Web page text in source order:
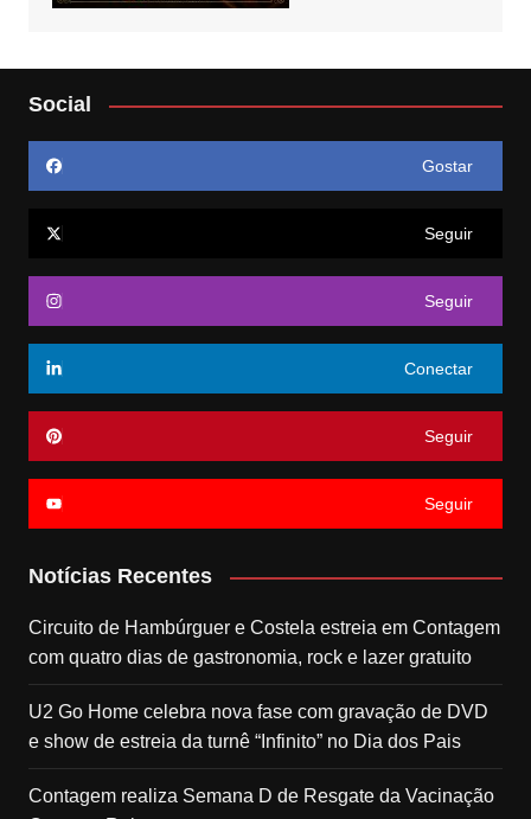
Social
Gostar
Seguir
Seguir
Conectar
Seguir
Seguir
Notícias Recentes
Circuito de Hambúrguer e Costela estreia em Contagem
com quatro dias de gastronomia, rock e lazer gratuito
U2 Go Home celebra nova fase com gravação de DVD
e show de estreia da turnê “Infinito” no Dia dos Pais
Contagem realiza Semana D de Resgate da Vacinação